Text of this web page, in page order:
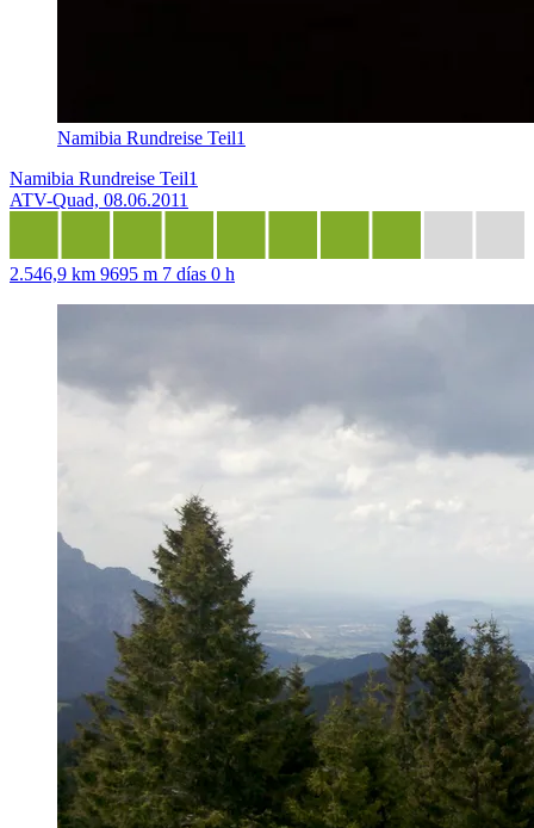
Namibia Rundreise Teil1
Namibia Rundreise Teil1
ATV-Quad, 08.06.2011
2.546,9 km 9695 m 7 días 0 h